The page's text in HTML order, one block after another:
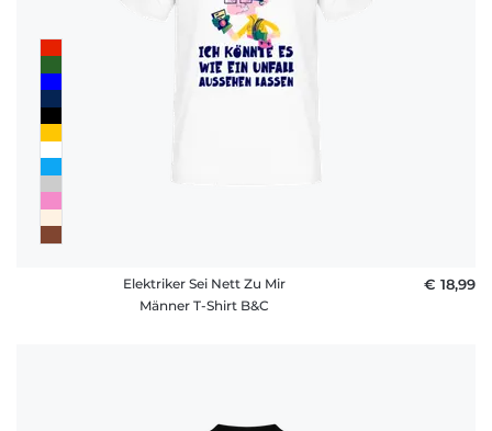
Elektriker Sei Nett Zu Mir
Männer T-Shirt B&C
€ 18,99